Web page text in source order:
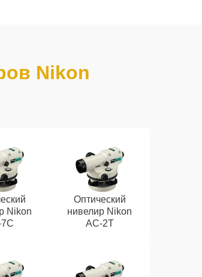
Nikon
Nikon
Оптический
нивелир Nikon
AC-2T